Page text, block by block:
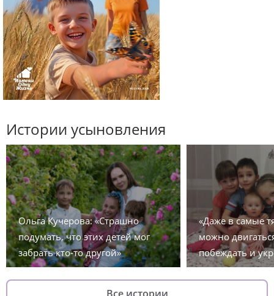
Истории усыновления
Ольга Кучерова: «Страшно
подумать, что этих детей мог
забрать кто-то другой»
«Даже в самые
можно
побеждать и